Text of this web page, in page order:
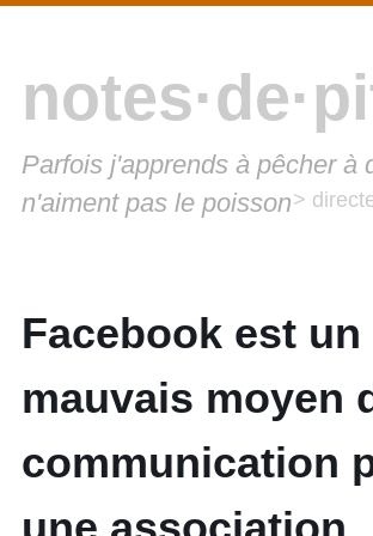
Parfois j'apprends à pêcher à
n'aiment pas le poisson>
Facebook est un
mauvais moyen
communication